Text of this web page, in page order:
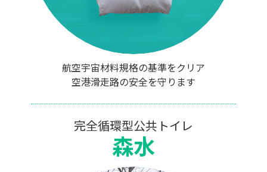
航空宇宙材料規格の基準をクリア
空港滑走路の安全を守ります
完全循環型公共トイレ
森水